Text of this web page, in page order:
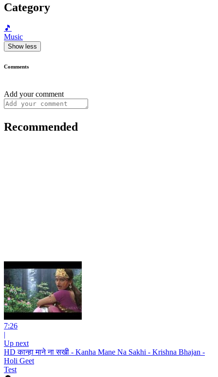
Category
🎵
Music
Show less
Comments
Add your comment
Recommended
7:26
|
Up next
HD कान्हा माने ना सखी - Kanha Mane Na Sakhi - Krishna Bhajan -
Holi Geet
Test